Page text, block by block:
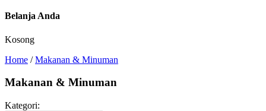
Belanja Anda
Kosong
Home /Makanan & Minuman
Makanan & Minuman
Kategori: